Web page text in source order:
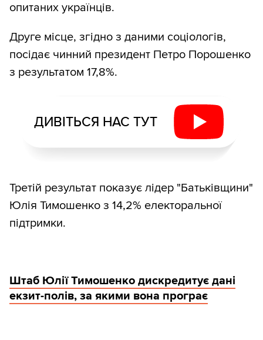
опитаних українців.
Друге місце, згідно з даними соціологів,
посідає чинний президент Петро Порошенко
з результатом 17,8%.
ДИВІТЬСЯ НАС ТУТ
Третій результат показує лідер "Батьківщини"
Юлія Тимошенко з 14,2% електоральної
підтримки.
Штаб Юлії Тимошенко дискредитує дані
екзит-полів, за якими вона програє